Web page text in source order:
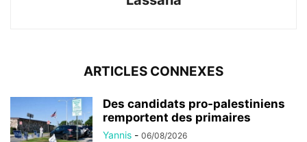
ARTICLES CONNEXES
Des candidats pro-palestiniens
remportent des primaires
Yannis - 06/08/2026